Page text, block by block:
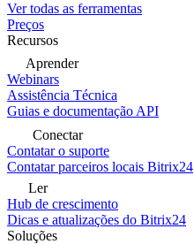
Ver todas as ferramentas
Preços
Recursos
Aprender
Webinars
Assistência Técnica
Guias e documentação API
Conectar
Contatar o suporte
Contatar parceiros locais Bitrix24
Ler
Hub de crescimento
Dicas e atualizações do Bitrix24
Soluções